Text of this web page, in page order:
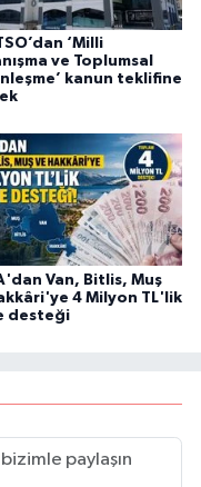
‘Milli
ve Toplumsal
kanun teklifine
Van, Bitlis, Muş
4 Milyon TL'lik
desteği